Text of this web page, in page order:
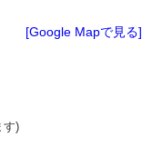
[Google Mapで見る]
す)